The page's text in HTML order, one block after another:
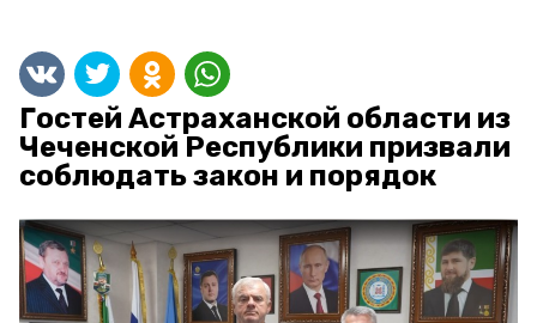
Гостей Астраханской области из
Чеченской Республики призвали
соблюдать закон и порядок